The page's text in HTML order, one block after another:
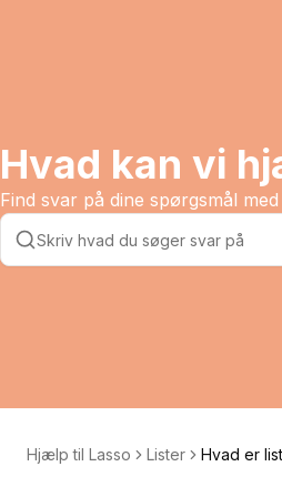
Hvad kan vi
Find svar på dine spørgsmål
Hjælp til Lasso Lister
Hvad er